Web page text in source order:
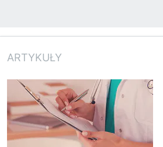
ARTYKUŁY